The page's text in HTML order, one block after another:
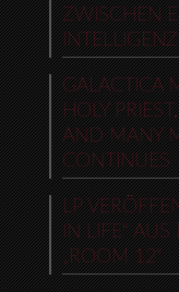
ZWISCHEN
INTELLIGENZ
GALACTICA
HOLY
AND MANY
CONTINUES
LP
IN LIFE“
„ROOM 12“